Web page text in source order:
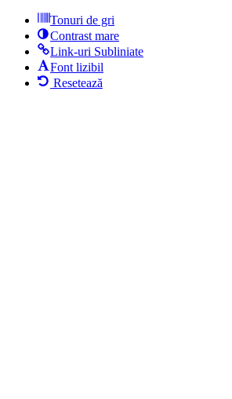
Tonuri de gri
Contrast mare
Link-uri Subliniate
Font lizibil
Resetează